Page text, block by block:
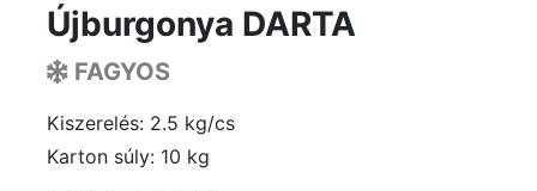
Újburgonya DARTA
FAGYOS
Kiszerelés: 2.5 kg/cs
Karton súly: 10 kg